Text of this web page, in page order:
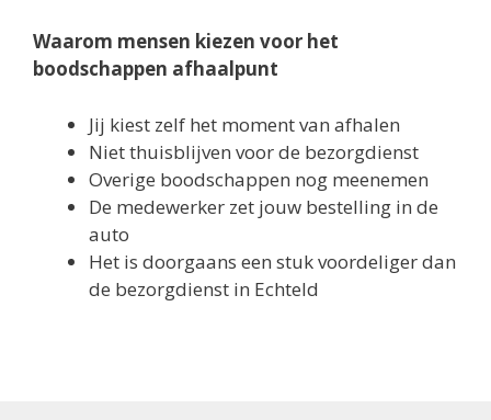
Waarom mensen kiezen voor het
boodschappen afhaalpunt
Jij kiest zelf het moment van afhalen
Niet thuisblijven voor de bezorgdienst
Overige boodschappen nog meenemen
De medewerker zet jouw bestelling in de
auto
Het is doorgaans een stuk voordeliger dan
de bezorgdienst in Echteld